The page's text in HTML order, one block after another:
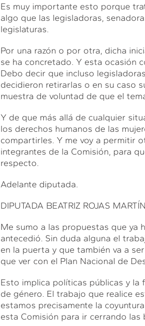
Es muy importante esto porque
algo que las legisladoras,
legislaturas.
Por una razón o por otra, dicha
se ha concretado. Y esta ocasión
Debo decir que incluso
decidieron retirarlas o en su caso
muestra de voluntad de que el
Y de que más allá de cualquier
los derechos humanos de las
compartirles. Y me voy a permitir
integrantes de la Comisión, para
respecto.
Adelante diputada.
DIPUTADA BEATRIZ ROJAS
Me sumo a las propuestas que ya
antecedió. Sin duda alguna el
en la puerta y que también va a
que ver con el Plan Nacional de
Esto implica políticas públicas y
de género. El trabajo que realice
estamos precisamente la
esta Comisión para ir cerrando